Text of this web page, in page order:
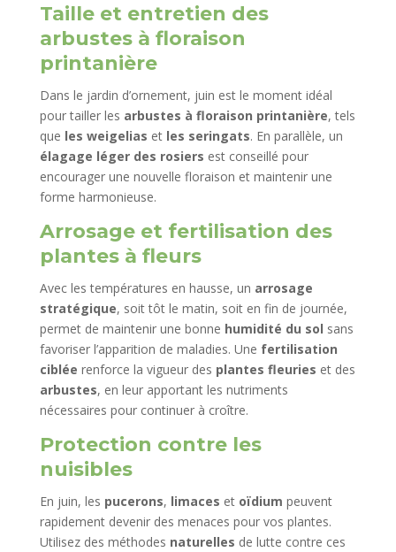
Taille et entretien des
arbustes à floraison
printanière
Dans le jardin d’ornement, juin est le moment idéal
pour tailler les arbustes à floraison printanière, tels
que les weigelias et les seringats. En parallèle, un
élagage léger des rosiers est conseillé pour
encourager une nouvelle floraison et maintenir une
forme harmonieuse.
Arrosage et fertilisation des
plantes à fleurs
Avec les températures en hausse, un arrosage
stratégique, soit tôt le matin, soit en fin de journée,
permet de maintenir une bonne humidité du sol sans
favoriser l’apparition de maladies. Une fertilisation
ciblée renforce la vigueur des plantes fleuries et des
arbustes, en leur apportant les nutriments
nécessaires pour continuer à croître.
Protection contre les
nuisibles
En juin, les pucerons, limaces et oïdium peuvent
rapidement devenir des menaces pour vos plantes.
Utilisez des méthodes naturelles de lutte contre ces